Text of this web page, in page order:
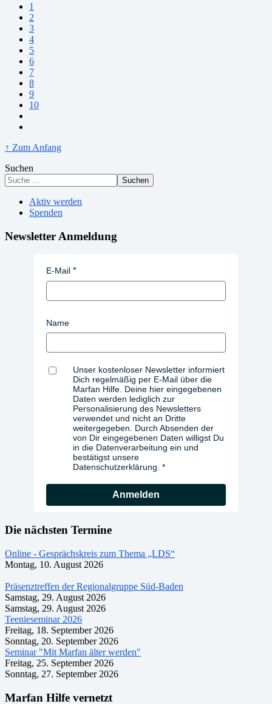
1
2
3
4
5
6
7
8
9
10
↑ Zum Anfang
Suchen
Suchen
Aktiv werden
Spenden
Newsletter Anmeldung
E-Mail
Name
Unser kostenloser Newsletter informiert
Dich regelmäßig per E-Mail über die
Marfan Hilfe. Deine hier eingegebenen
Daten werden lediglich zur
Personalisierung des Newsletters
verwendet und nicht an Dritte
weitergegeben. Durch Absenden der
von Dir eingegebenen Daten willigst Du
in die Datenverarbeitung ein und
bestätigst unsere
Datenschutzerklärung.
Anmelden
Die nächsten Termine
Online - Gesprächskreis zum Thema „LDS“
Montag, 10. August 2026
Präsenztreffen der Regionalgruppe Süd-Baden
Samstag, 29. August 2026
Samstag, 29. August 2026
Teenieseminar 2026
Freitag, 18. September 2026
Sonntag, 20. September 2026
Seminar "Mit Marfan älter werden"
Freitag, 25. September 2026
Sonntag, 27. September 2026
Marfan Hilfe vernetzt